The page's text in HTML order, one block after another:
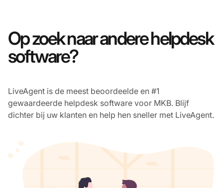
Op zoek naar andere helpdesk
software?
LiveAgent is de meest beoordeelde en #1
gewaardeerde helpdesk software voor MKB. Blijf
dichter bij uw klanten en help hen sneller met LiveAgent.